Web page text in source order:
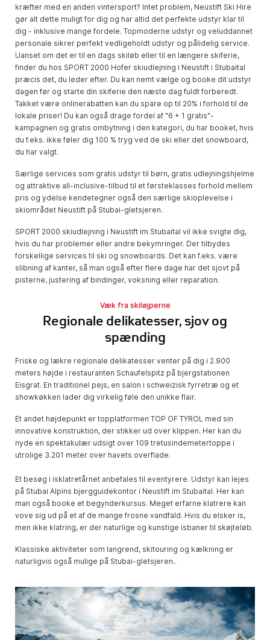
kræfter med en anden vintersport? Intet problem, Neustift Ski Hire
gør alt dette muligt for dig og har altid det perfekte udstyr klar til
dig - inklusive mange fordele. Topmoderne udstyr og veluddannet
personale sikrer perfekt vedligeholdt udstyr og pålidelig service.
Uanset om det er til en dags skiløb eller til en længere skiferie,
finder du hos SPORT 2000 Hofer skiudlejning i Neustift i Stubaital
præcis det, du leder efter. Du kan nemt vælge og booke dit udstyr
dagen før og starte din skiferie den næste dag fuldt forberedt.
Takket være onlinerabatten kan du spare op til 20% i forhold til de
lokale priser! Du kan også drage fordel af "6 + 1 gratis"-
kampagnen og gratis ombytning i den kategori, du har booket, hvis
du f.eks. ikke føler dig 100 % tryg ved de ski eller det snowboard,
du har valgt.
Særlige services som gratis udstyr til børn, gratis udlejningshjelme
og attraktive all-inclusive-tilbud til et førsteklasses forhold mellem
pris og ydelse kendetegner også den særlige skioplevelse i
skiområdet Neustift på Stubai-gletsjeren.
SPORT 2000 skiudlejning i Neustift im Stubaital vil ikke svigte dig,
hvis du har problemer eller andre bekymringer. Der tilbydes
forskellige services til ski og snowboards. Det kan f.eks. være
slibning af kanter, så man også efter flere dage har det sjovt på
pisterne, justering af bindinger, voksning eller reparation.
Væk fra skiløjperne
Regionale delikatesser, sjov og
spænding
Friske og lækre regionale delikatesser venter på dig i 2.900
meters højde i restauranten Schaufelspitz på bjergstationen
Eisgrat. En traditionel pejs, en salon i schweizisk fyrretræ og et
showkøkken lader dig virkelig føle den unikke flair.
Et andet højdepunkt er topplatformen TOP OF TYROL med sin
innovative konstruktion, der stikker ud over klippen. Her kan du
nyde en spektakulær udsigt over 109 tretusindemetertoppe i
utrolige 3.201 meter over havets overflade.
Et besøg i isklatretårnet anbefales til eventyrere. Udstyr kan lejes
på Stubai Alpins bjergguidekontor i Neustift im Stubaital. Her kan
man også booke et begynderkursus. Meget erfarne klatrere kan
vove sig ud på et af de mange frosne vandfald. Hvis du elsker is,
men ikke klatring, er der naturlige og kunstige isbaner til skøjteløb.
Klassiske aktiviteter som langrend, skitouring og kælkning er
naturligvis også mulige på Stubai-gletsjeren..